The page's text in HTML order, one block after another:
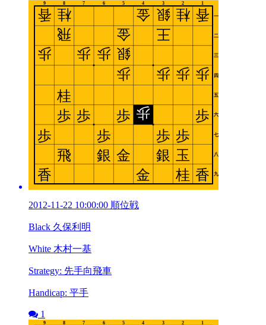
2012-11-22 10:00:00 順位戦
Black 久保利明
White 木村一基
Strategy: 先手向飛車
Handicap: 平手
1